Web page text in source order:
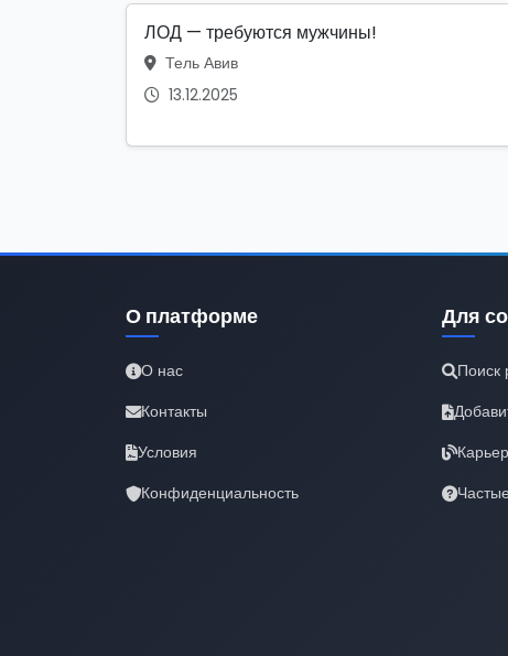
ЛОД — требуются мужчины!
Тель Авив
13.12.2025
О платформе
О нас
Контакты
Условия
Конфиденциальность
Для
Поиск